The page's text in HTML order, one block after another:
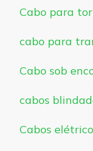
Cabo para
cabo para
Cabo sob
cabos
Cabos